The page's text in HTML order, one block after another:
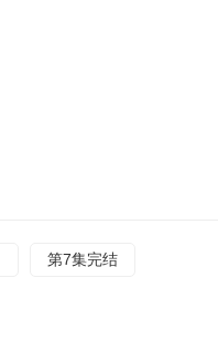
第7集完结